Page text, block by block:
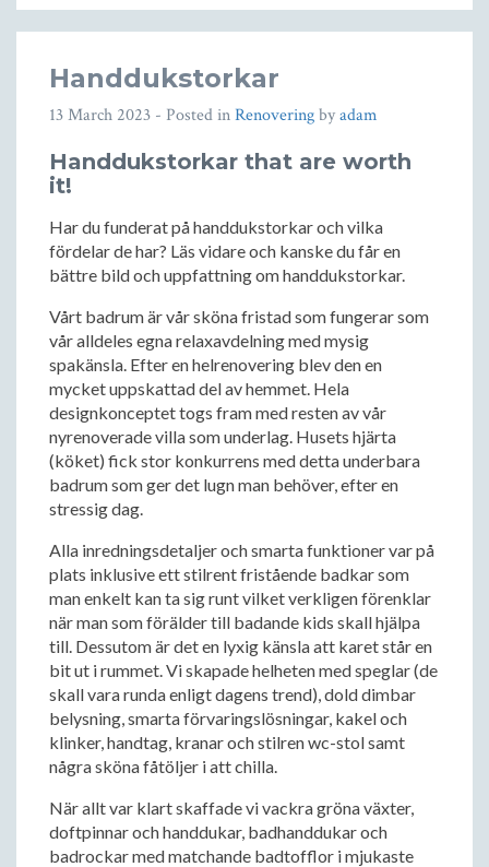
Handdukstorkar
13 March 2023 - Posted inRenoveringbyadam
Handdukstorkar that are worth
it!
Har du funderat på handdukstorkar och vilka
fördelar de har? Läs vidare och kanske du får en
bättre bild och uppfattning om handdukstorkar.
Vårt badrum är vår sköna fristad som fungerar som
vår alldeles egna relaxavdelning med mysig
spakänsla. Efter en helrenovering blev den en
mycket uppskattad del av hemmet. Hela
designkonceptet togs fram med resten av vår
nyrenoverade villa som underlag. Husets hjärta
(köket) fick stor konkurrens med detta underbara
badrum som ger det lugn man behöver, efter en
stressig dag.
Alla inredningsdetaljer och smarta funktioner var på
plats inklusive ett stilrent fristående badkar som
man enkelt kan ta sig runt vilket verkligen förenklar
när man som förälder till badande kids skall hjälpa
till. Dessutom är det en lyxig känsla att karet står en
bit ut i rummet. Vi skapade helheten med speglar (de
skall vara runda enligt dagens trend), dold dimbar
belysning, smarta förvaringslösningar, kakel och
klinker, handtag, kranar och stilren wc-stol samt
några sköna fåtöljer i att chilla.
När allt var klart skaffade vi vackra gröna växter,
doftpinnar och handdukar, badhanddukar och
badrockar med matchande badtofflor i mjukaste